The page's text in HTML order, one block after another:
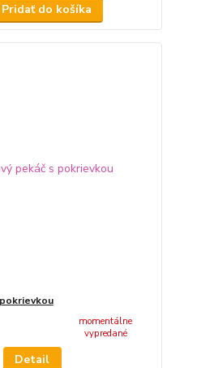
Pridať do košíka
momentálne
vypredané
Detail